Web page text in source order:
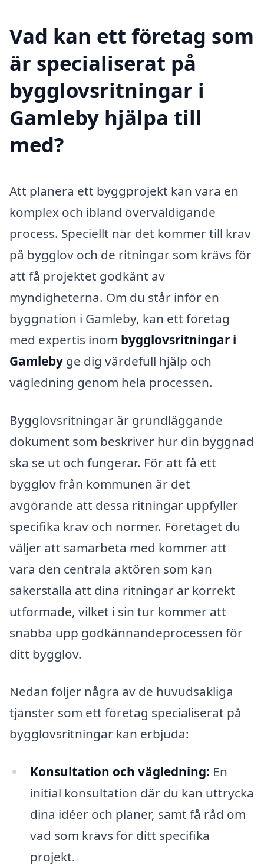
Vad kan ett företag som
är specialiserat på
bygglovsritningar i
Gamleby hjälpa till
med?
Att planera ett byggprojekt kan vara en
komplex och ibland överväldigande
process. Speciellt när det kommer till krav
på bygglov och de ritningar som krävs för
att få projektet godkänt av
myndigheterna. Om du står inför en
byggnation i Gamleby, kan ett företag
med expertis inom bygglovsritningar i
Gamleby ge dig värdefull hjälp och
vägledning genom hela processen.
Bygglovsritningar är grundläggande
dokument som beskriver hur din byggnad
ska se ut och fungerar. För att få ett
bygglov från kommunen är det
avgörande att dessa ritningar uppfyller
specifika krav och normer. Företaget du
väljer att samarbeta med kommer att
vara den centrala aktören som kan
säkerställa att dina ritningar är korrekt
utformade, vilket i sin tur kommer att
snabba upp godkännandeprocessen för
ditt bygglov.
Nedan följer några av de huvudsakliga
tjänster som ett företag specialiserat på
bygglovsritningar kan erbjuda:
Konsultation och vägledning: En
initial konsultation där du kan uttrycka
dina idéer och planer, samt få råd om
vad som krävs för ditt specifika
projekt.